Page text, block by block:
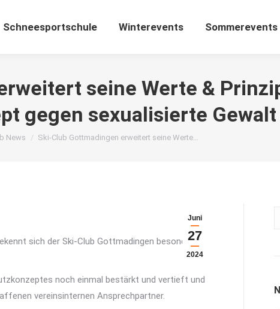
Schneesportschule Winterevents Sommerevents
seine Werte &
gegen sexualisierte Gewalt
sich hier:
News Ski-Club Gottmadingen erweitert seine Werte…
Juni
27
2024
sich der Ski-Club Gottmadingen besonders
noch einmal bestärkt und vertieft und
vereinsinternen Ansprechpartner.